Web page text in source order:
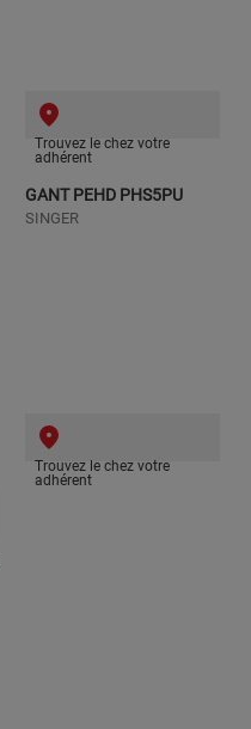
Trouvez le chez votre
adhérent
GANT PEHD PHS5PU
SINGER
Trouvez le chez votre
adhérent